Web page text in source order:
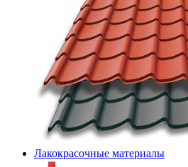
Лакокрасочные материалы